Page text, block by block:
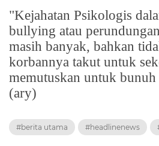
"Kejahatan Psikologis
bullying atau
masih banyak, bahkan
korbannya takut untuk
memutuskan untuk
(ary)
#berita utama #headlinenews